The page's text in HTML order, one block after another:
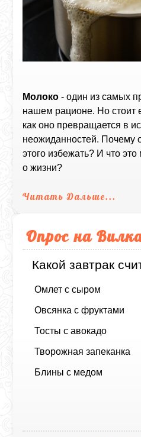
Молоко - один из самых
нашем рационе. Но стоит
как оно превращается в
неожиданностей. Почему
этого избежать? И что
о жизни?
Читать Дальше...
Опрос на
Какой завтрак
Омлет с сыром
Овсянка с фруктами
Тосты с авокадо
Творожная запеканка
Блины с медом